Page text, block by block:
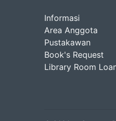
Informasi
Area Anggota
Pustakawan
Book's Request
Library Room